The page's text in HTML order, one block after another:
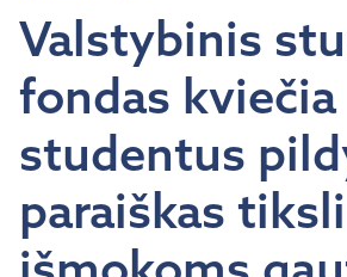
Valstybinis
fondas kviečia
studentus
paraiškas